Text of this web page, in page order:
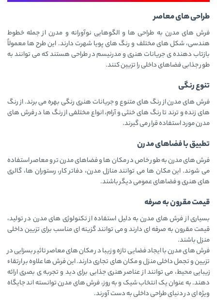
طراحی ‌های معاصر
فرش ‌های مدرن به طراحی ‌ها و الگوهایی نوآورانه و مدرن از جمله خطوط
هندسی، شکل‌ های مختلف و رنگ ‌های پویا شهرت دارند. این طرح ‌ها معمولاً
بازتاب ‌دهنده‌ ی جریانات هنری و مدرنیسم در طراحی هستند که می توانند به
طور جذابی فضاهای داخلی را تزیین کنند.
تنوع رنگی
فرش‌ های مدرن از رنگ ‌های متنوع و جریانات هنری رنگی بهره می ‌برند. از رنگ
‌های زنده و ترند تا رنگ ‌های خنثی و آرام، انواع مختلفی از رنگ ‌ها در فرش ‌های
مدرن مورد استفاده قرار می‌ گیرند.
تطبیق با فضاهای مدرن
فرش ‌های مدرن به طور خاص در مکان‌ ها و فضاهای مدرن تر و معاصر استفاده
می ‌شوند. این مکان ‌ها می ‌توانند منازل مدرن، دفاتر کار، رستوران ‌ها، گالری‌
های هنری و فضاهای عمومی دیگر باشند.
قیمت مقرون به صرفه
بسیاری از فرش ‌های مدرن به دلیل استفاده از تکنولوژی ‌های مدرن در تولید،
قیمت مقرون به صرفه ‌ای دارند و می‌ توانند گزینه ‌ای مناسب برای تزیین داخلی
منزل باشند.
فرش‌ های مدرن با ایجاد فضایی تازه و زیبا در مکان ‌های معاصر تاثیر بسزایی در
تزیین و تجمل داخلی منزل و مکان‌ های تجاری دارند. این فرش ‌ها علاوه بر ارتقاء
زیبایی محیط، می ‌توانند از عناصر هنری جذابی برای دید و تجربه‌ ی بصری ارائه
دهند. به عنوان یک انتخاب شیک و به روز، فرش ‌های مدرن توانسته ‌اند جایگاه
ویژه ‌ای در دنیای طراحی داخلی به دست آورند.